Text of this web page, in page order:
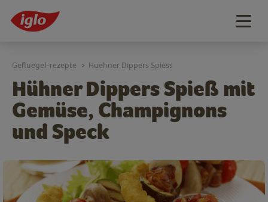
Hühner Dippers Spieß mit
Gemüse, Champignons
und Speck
Gefluegel-rezepte > Huehner Dippers Spiess